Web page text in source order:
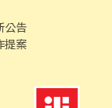
公告
提案